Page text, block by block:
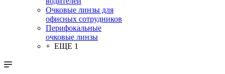
Очковые линзы для
офисных сотрудников
Перифокальные
очковые линзы
+ ЕЩЕ 1